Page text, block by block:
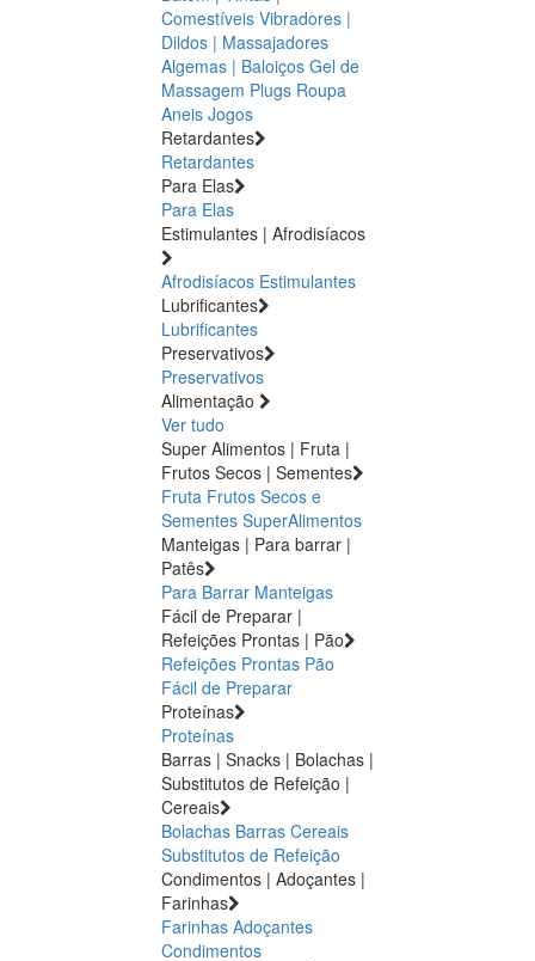
Comestíveis Vibradores |
Dildos | Massajadores
Algemas | Baloiços Gel de
Massagem Plugs Roupa
Aneis Jogos
Retardantes
Retardantes
Para Elas
Para Elas
Estimulantes | Afrodisíacos
Afrodisíacos Estimulantes
Lubrificantes
Lubrificantes
Preservativos
Preservativos
Alimentação
Ver tudo
Super Alimentos | Fruta |
Frutos Secos | Sementes
Fruta Frutos Secos e
Sementes SuperAlimentos
Manteigas | Para barrar |
Patês
Para Barrar Manteigas
Fácil de Preparar |
Refeições Prontas | Pão
Refeições Prontas Pão
Fácil de Preparar
Proteínas
Proteínas
Barras | Snacks | Bolachas |
Substitutos de Refeição |
Cereais
Bolachas Barras Cereais
Substitutos de Refeição
Condimentos | Adoçantes |
Farinhas
Farinhas Adoçantes
Condimentos